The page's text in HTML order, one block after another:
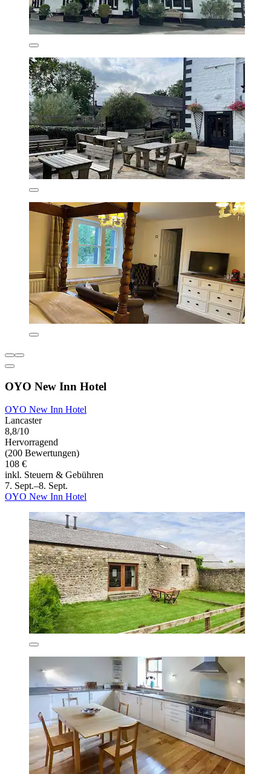
OYO New Inn Hotel
OYO New Inn Hotel
Lancaster
8,8/10
Hervorragend
(200 Bewertungen)
108 €
inkl. Steuern & Gebühren
7. Sept.–8. Sept.
OYO New Inn Hotel